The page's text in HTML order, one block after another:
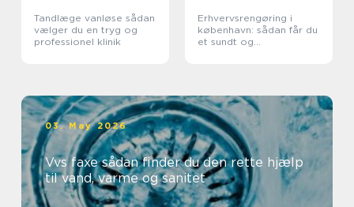
Tandlæge vanløse sådan
vælger du en tryg og
professionel klinik
Erhvervsrengøring i
københavn: sådan får du
et sundt og
03. May 2026
Vvs faxe sådan finder du den rette hjælp
til vand, varme og sanitet